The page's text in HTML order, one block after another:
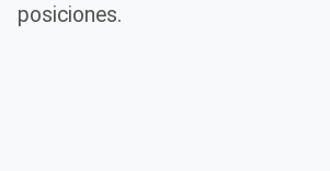
posiciones.